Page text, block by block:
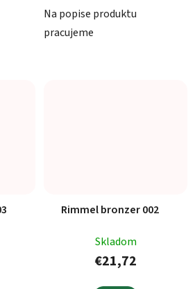
Na popise produktu
pracujeme
Rimmel bronzer 002
Skladom
€21,72